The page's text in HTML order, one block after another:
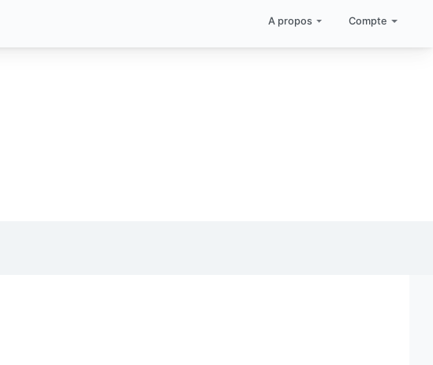
A propos Compte